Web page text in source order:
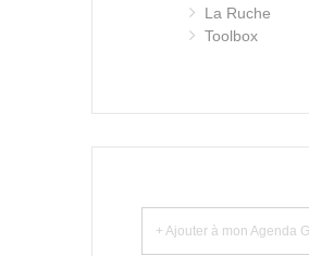
La Ruche
Toolbox
+ Ajouter à mon Agenda